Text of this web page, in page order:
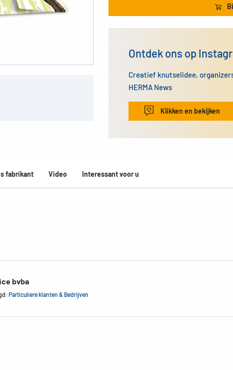
Ontdek ons op
Creatief knutselidee,
HERMA News
Klikken en bekijken
fabrikant Video Interessant voor u
bvba
Particuliere klanten & Bedrijven